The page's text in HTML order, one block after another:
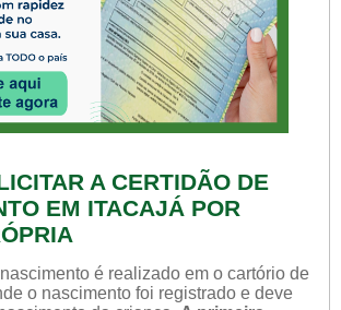
A CERTIDÃO DE
EM ITACAJÁ POR
é realizado em o cartório de
o nascimento foi registrado e deve